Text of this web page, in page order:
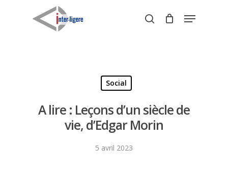
search
Menu
Social
A lire : Leçons d’un siècle de
vie, d’Edgar Morin
5 avril 2023